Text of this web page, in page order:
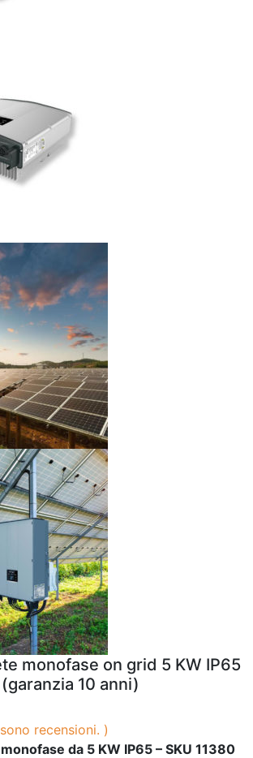
monofase on grid 5 KW IP65
10 anni)
recensioni. )
da 5 KW IP65 – SKU 11380